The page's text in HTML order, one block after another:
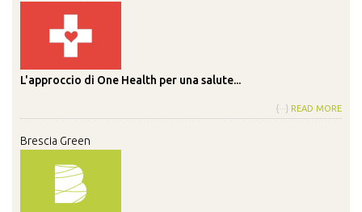
L'approccio di One Health per una salute...
{···} READ MORE
Brescia Green